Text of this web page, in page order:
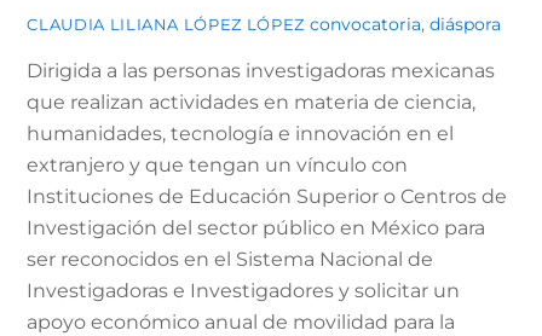
CLAUDIA LILIANA LÓPEZ LÓPEZ convocatoria, diáspora
Dirigida a las personas investigadoras mexicanas
que realizan actividades en materia de ciencia,
humanidades, tecnología e innovación en el
extranjero y que tengan un vínculo con
Instituciones de Educación Superior o Centros de
Investigación del sector público en México para
ser reconocidos en el Sistema Nacional de
Investigadoras e Investigadores y solicitar un
apoyo económico anual de movilidad para la